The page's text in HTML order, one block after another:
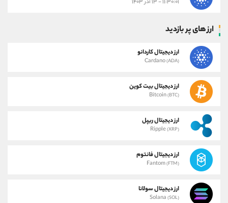
۱۱:۳۰:۰۱ - ۱۳ آذر ۱۴۰۳
ارز های پر بازدید
ارز دیجیتال کاردانو
Cardano(ADA)
ارز دیجیتال بیت کوین
Bitcoin(BTC)
ارز دیجیتال ریپل
Ripple(XRP)
ارز دیجیتال فانتوم
Fantom(FTM)
ارز دیجیتال سولانا
Solana (SOL)